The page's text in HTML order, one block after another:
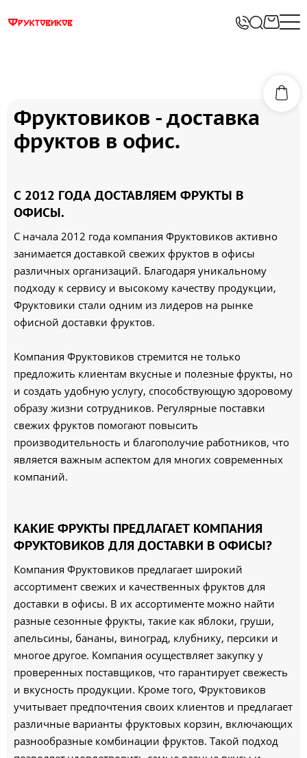
Фруктовиков - доставка
фруктов в офис.
С 2012 ГОДА ДОСТАВЛЯЕМ ФРУКТЫ В
ОФИСЫ.
С начала 2012 года компания Фруктовиков активно
занимается доставкой свежих фруктов в офисы
различных организаций. Благодаря уникальному
подходу к сервису и высокому качеству продукции,
Фруктовики стали одним из лидеров на рынке
офисной доставки фруктов.
Компания Фруктовиков стремится не только
предложить клиентам вкусные и полезные фрукты, но
и создать удобную услугу, способствующую здоровому
образу жизни сотрудников. Регулярные поставки
свежих фруктов помогают повысить
производительность и благополучие работников, что
является важным аспектом для многих современных
компаний.
КАКИЕ ФРУКТЫ ПРЕДЛАГАЕТ КОМПАНИЯ
ФРУКТОВИКОВ ДЛЯ ДОСТАВКИ В ОФИСЫ?
Компания Фруктовиков предлагает широкий
ассортимент свежих и качественных фруктов для
доставки в офисы. В их ассортименте можно найти
разные сезонные фрукты, такие как яблоки, груши,
апельсины, бананы, виноград, клубнику, персики и
многое другое. Компания осуществляет закупку у
проверенных поставщиков, что гарантирует свежесть
и вкусность продукции. Кроме того, Фруктовиков
учитывает предпочтения своих клиентов и предлагает
различные варианты фруктовых корзин, включающих
разнообразные комбинации фруктов. Такой подход